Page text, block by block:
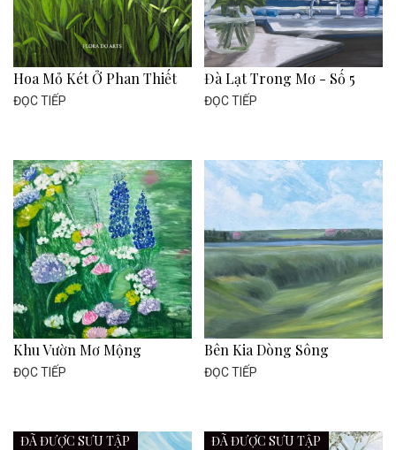
Hoa Mỏ Két Ở Phan Thiết
ĐỌC TIẾP
Đà Lạt Trong Mơ - Số 5
ĐỌC TIẾP
Khu Vườn Mơ Mộng
ĐỌC TIẾP
Bên Kia Dòng Sông
ĐỌC TIẾP
ĐÃ ĐƯỢC SƯU TẬP ĐÃ ĐƯỢC SƯU TẬP